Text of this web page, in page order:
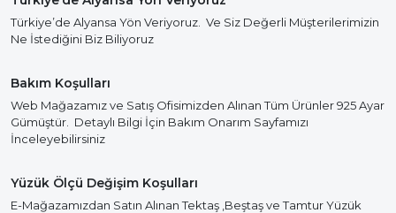
Türkiye’de Alyansa Yön Veriyoruz. Ve Siz Değerli Müşterilerimizin
Ne İstediğini Biz Biliyoruz
Bakım Koşulları
Web Mağazamız ve Satış Ofisimizden Alınan Tüm Ürünler 925 Ayar
Gümüştür. Detaylı Bilgi İçin Bakım Onarım Sayfamızı
İnceleyebilirsiniz
Yüzük Ölçü Değişim Koşulları
E-Mağazamızdan Satın Alınan Tektaş ,Beştaş ve Tamtur Yüzük